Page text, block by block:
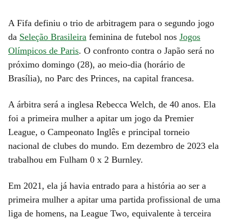
A Fifa definiu o trio de arbitragem para o segundo jogo
da Seleção Brasileira feminina de futebol nos Jogos
Olímpicos de Paris. O confronto contra o Japão será no
próximo domingo (28), ao meio-dia (horário de
Brasília), no Parc des Princes, na capital francesa.
A árbitra será a inglesa Rebecca Welch, de 40 anos. Ela
foi a primeira mulher a apitar um jogo da Premier
League, o Campeonato Inglês e principal torneio
nacional de clubes do mundo. Em dezembro de 2023 ela
trabalhou em Fulham 0 x 2 Burnley.
Em 2021, ela já havia entrado para a história ao ser a
primeira mulher a apitar uma partida profissional de uma
liga de homens, na League Two, equivalente à terceira